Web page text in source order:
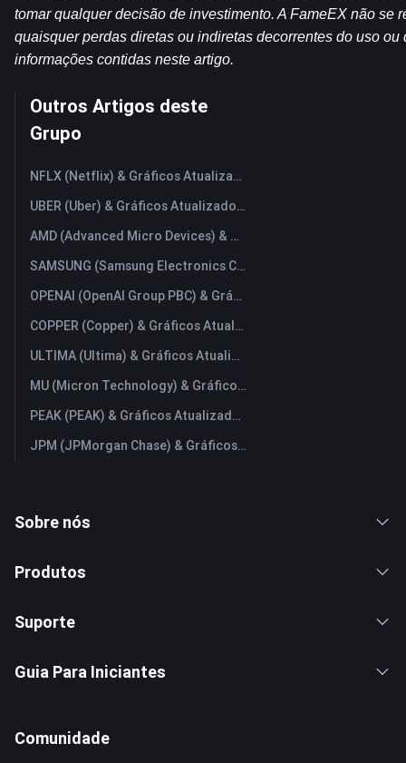
tomar qualquer decisão de investimento. A FameEX não se
quaisquer perdas diretas ou indiretas decorrentes do uso ou
informações contidas neste artigo.
Outros Artigos deste
Grupo
NFLX (Netflix) & Gráficos Atualizados em Tempo Real
UBER (Uber) & Gráficos Atualizados em Tempo Real
AMD (Advanced Micro Devices) & Gráficos Atualizados em Tempo Real
SAMSUNG (Samsung Electronics Co., Ltd) & Gráficos Atualizados em Tempo Real
OPENAI (OpenAI Group PBC) & Gráficos Atualizados em Tempo Real
COPPER (Copper) & Gráficos Atualizados em Tempo Real
ULTIMA (Ultima) & Gráficos Atualizados em Tempo Real
MU (Micron Technology) & Gráficos Atualizados em Tempo Real
PEAK (PEAK) & Gráficos Atualizados em Tempo Real
JPM (JPMorgan Chase) & Gráficos Atualizados em Tempo Real
Sobre nós
Produtos
Suporte
Guia Para Iniciantes
Comunidade